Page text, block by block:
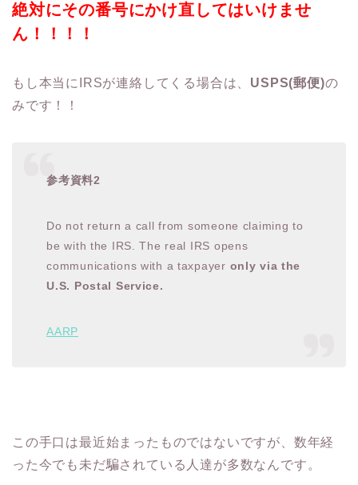
絶対にその番号にかけ直してはいけませ
ん！！！！
もし本当にIRSが連絡してくる場合は、 USPS(郵便)の
みです！！
参考資料2
Do not return a call from someone claiming to
be with the IRS. The real IRS opens
communications with a taxpayer only via the
U.S. Postal Service.
AARP
この手口は最近始まったものではないですが、数年経
った今でも未だ騙されている人達が多数なんです。